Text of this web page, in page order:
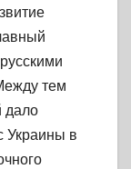
тем
дало
Украины в